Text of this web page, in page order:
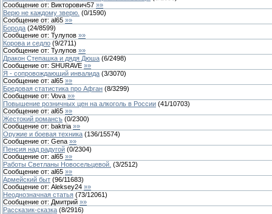
Сообщение от: Викторович57 »»
Верю не каждому зверю. (0/1590)
Сообщение от: al65 »»
Борода (24/8599)
Сообщение от: Тулупов »»
Корова и седло (9/2711)
Сообщение от: Тулупов »»
Дракон Степашка и дядя Дюша (6/2498)
Сообщение от: SHURAVE »»
Я - сопровождающий инвалида (3/3070)
Сообщение от: al65 »»
Бредовая статистика про Афган (8/3299)
Сообщение от: Vova »»
Повышение розничных цен на алкоголь в России (41/10703)
Сообщение от: al65 »»
Жестокий романсъ (0/2300)
Сообщение от: baktria »»
Оружие и боевая техника (136/15574)
Сообщение от: Gena »»
Пенсия над радугой (0/2304)
Сообщение от: al65 »»
Работы Светланы Новосельцевой. (3/2512)
Сообщение от: al65 »»
Армейский быт (96/11683)
Сообщение от: Aleksey24 »»
Неоднозначная статья (73/12061)
Сообщение от: Дмитрий »»
Рассказик-сказка (8/2916)